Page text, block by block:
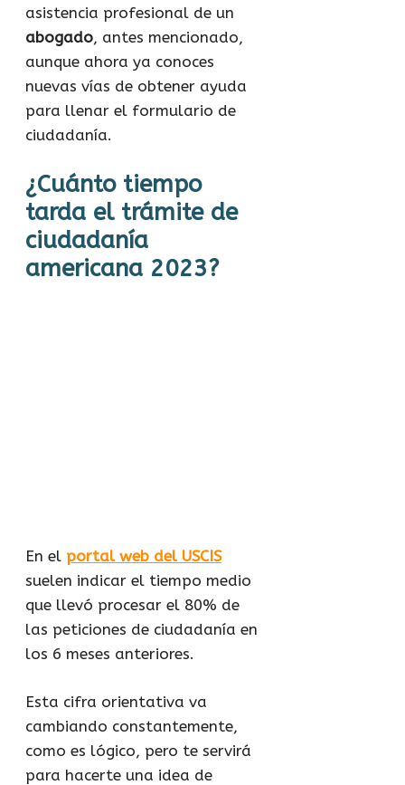
asistencia profesional de un
abogado, antes mencionado,
aunque ahora ya conoces
nuevas vías de obtener ayuda
para llenar el formulario de
ciudadanía.
¿Cuánto tiempo
tarda el trámite de
ciudadanía
americana 2023?
En el portal web del USCIS
suelen indicar el tiempo medio
que llevó procesar el 80% de
las peticiones de ciudadanía en
los 6 meses anteriores.
Esta cifra orientativa va
cambiando constantemente,
como es lógico, pero te servirá
para hacerte una idea de